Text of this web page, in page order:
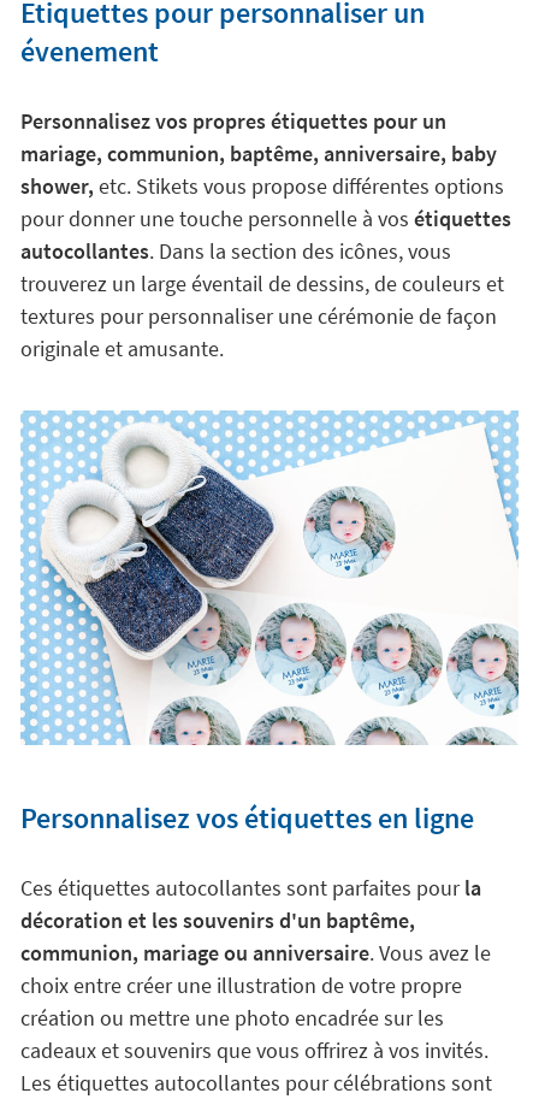
Etiquettes pour personnaliser un
évenement
Personnalisez vos propres étiquettes pour un
mariage, communion, baptême, anniversaire, baby
shower, etc. Stikets vous propose différentes options
pour donner une touche personnelle à vos étiquettes
autocollantes. Dans la section des icônes, vous
trouverez un large éventail de dessins, de couleurs et
textures pour personnaliser une cérémonie de façon
originale et amusante.
Personnalisez vos étiquettes en ligne
Ces étiquettes autocollantes sont parfaites pourla
décoration et les souvenirs d'un baptême,
communion, mariage ou anniversaire. Vous avez le
choix entre créer une illustration de votre propre
création ou mettre une photo encadrée sur les
cadeaux et souvenirs que vous offrirez à vos invités.
Les étiquettes autocollantes pour célébrations sont